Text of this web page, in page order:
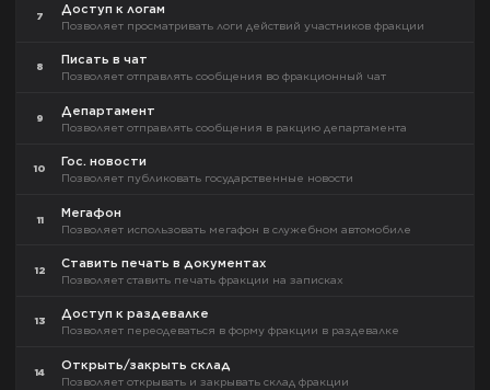
7 Доступ к логам
Позволяет просматривать логи действий участников фракции
8 Писать в чат
Позволяет отправлять сообщения во фракционный чат
9 Департамент
Позволяет отправлять сообщения в ракцию департамента
10 Гос. новости
Позволяет публиковать государственные новости
11 Мегафон
Позволяет использовать мегафон в служебном автомобиле
12 Ставить печать в документах
Позволяет ставить печать фракции на записках
13 Доступ к раздевалке
Позволяет переодеваться в форму фракции в раздевалке
14 Открыть/закрыть склад
Позволяет открывать и закрывать склад фракции